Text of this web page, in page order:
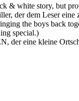
& white story, but
der dem Leser
the boys back
special.)
der eine kleine